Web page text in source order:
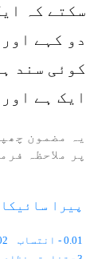
سکتے کہ
دو کہے
کوئی سند
ایک ہے
یہ مضمون
پر ملاحظہ
پیرا
0.01 - انتساب 0.02